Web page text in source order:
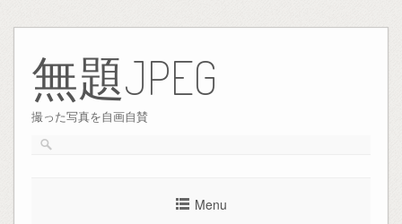
content
無題JPEG
撮った写真を自画自賛
Menu